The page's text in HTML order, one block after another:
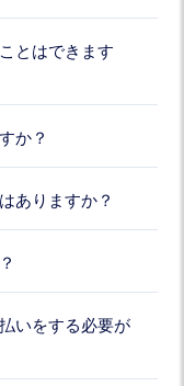
とはできます
か？
ありますか？
いをする必要が